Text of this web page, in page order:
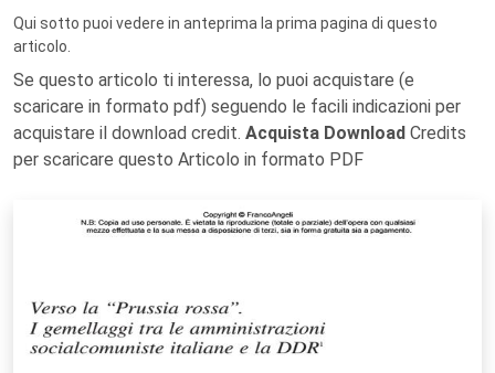
Qui sotto puoi vedere in anteprima la prima pagina di questo
articolo.
Se questo articolo ti interessa, lo puoi acquistare (e
scaricare in formato pdf) seguendo le facili indicazioni per
acquistare il download credit. Acquista Download Credits
per scaricare questo Articolo in formato PDF